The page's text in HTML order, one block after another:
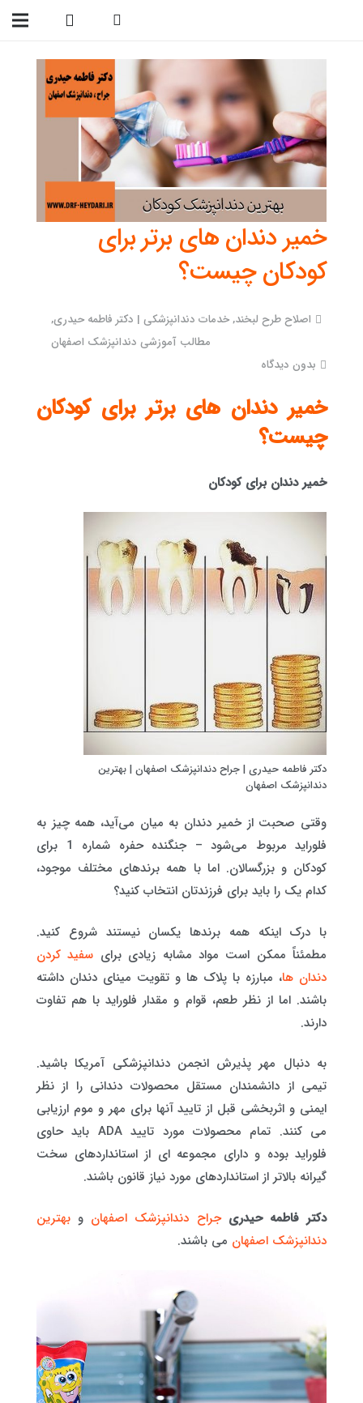
خمیر دندان های برتر برای
کودکان چیست؟
اصلاح طرح لبخند,خدمات دندانپزشکی | دکتر فاطمه حیدری,
مطالب آموزشی دندانپزشک اصفهان
بدون دیدگاه
خمیر دندان های برتر برای کودکان
چیست؟
خمیر دندان برای کودکان
دکتر فاطمه حیدری | جراح دندانپزشک اصفهان | بهترین
دندانپزشک اصفهان
وقتی صحبت از خمیر دندان به میان می‌آید، همه چیز به
فلوراید مربوط می‌شود – جنگنده حفره شماره 1 برای
کودکان و بزرگسالان. اما با همه برندهای مختلف موجود،
کدام یک را باید برای فرزندتان انتخاب کنید؟
با درک اینکه همه برندها یکسان نیستند شروع کنید.
مطمئناً ممکن است مواد مشابه زیادی برای سفید کردن
دندان ها، مبارزه با پلاک ها و تقویت مینای دندان داشته
باشند. اما از نظر طعم، قوام و مقدار فلوراید با هم تفاوت
دارند.
به دنبال مهر پذیرش انجمن دندانپزشکی آمریکا باشید.
تیمی از دانشمندان مستقل محصولات دندانی را از نظر
ایمنی و اثربخشی قبل از تایید آنها برای مهر و موم ارزیابی
می کنند. تمام محصولات مورد تایید ADA باید حاوی
فلوراید بوده و دارای مجموعه ای از استانداردهای سخت
گیرانه بالاتر از استانداردهای مورد نیاز قانون باشند.
دکتر فاطمه حیدری جراح دندانپزشک اصفهان و بهترین
دندانپزشک اصفهان می باشند.